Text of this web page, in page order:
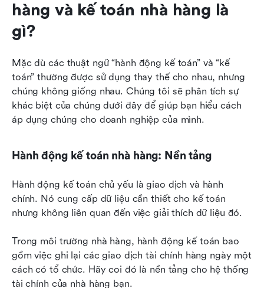
hàng và kế toán nhà hàng là
gì?
Mặc dù các thuật ngữ “hành động kế toán” và “kế
toán” thường được sử dụng thay thế cho nhau, nhưng
chúng không giống nhau. Chúng tôi sẽ phân tích sự
khác biệt của chúng dưới đây để giúp bạn hiểu cách
áp dụng chúng cho doanh nghiệp của mình.
Hành động kế toán nhà hàng: Nền tảng
Hành động kế toán chủ yếu là giao dịch và hành
chính. Nó cung cấp dữ liệu cần thiết cho kế toán
nhưng không liên quan đến việc giải thích dữ liệu đó.
Trong môi trường nhà hàng, hành động kế toán bao
gồm việc ghi lại các giao dịch tài chính hàng ngày một
cách có tổ chức. Hãy coi đó là nền tảng cho hệ thống
tài chính của nhà hàng bạn.